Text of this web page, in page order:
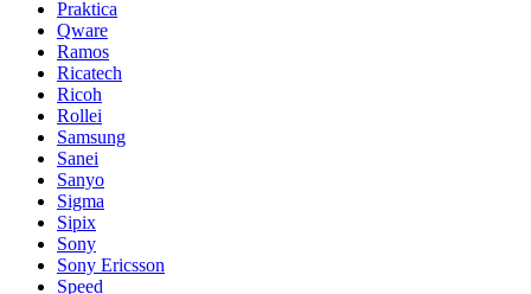
Praktica
Qware
Ramos
Ricatech
Ricoh
Rollei
Samsung
Sanei
Sanyo
Sigma
Sipix
Sony
Sony Ericsson
Speed